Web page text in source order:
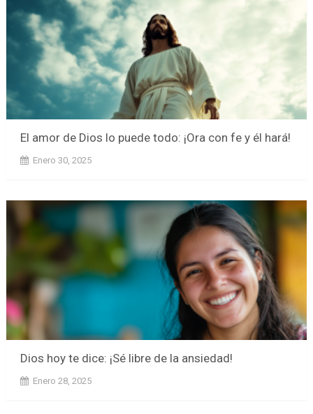
El amor de Dios lo puede todo: ¡Ora con fe y él hará!
Enero 30, 2025
Dios hoy te dice: ¡Sé libre de la ansiedad!
Enero 28, 2025